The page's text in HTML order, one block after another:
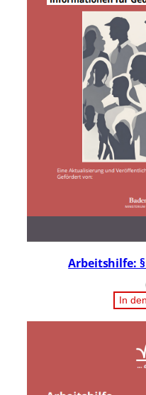
Arbeitshilfe:
In